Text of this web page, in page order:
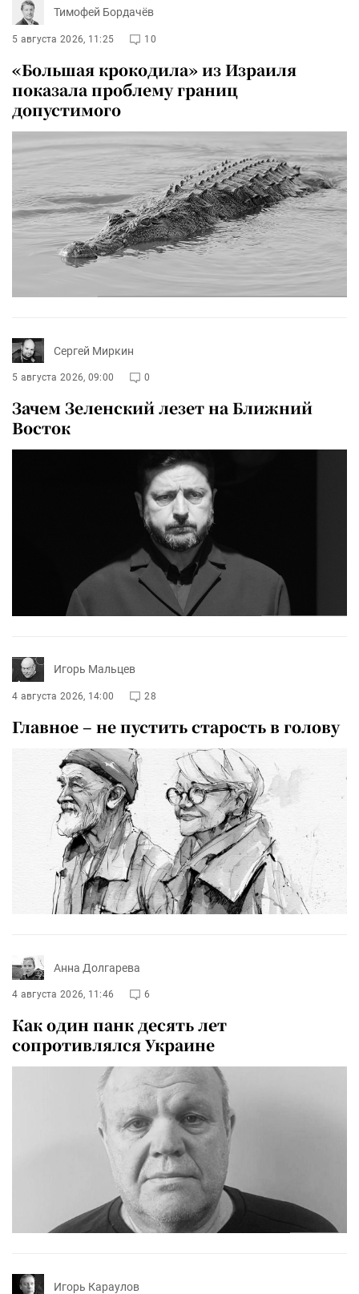
Тимофей Бордачёв
5 августа 2026, 11:25 10
«Большая крокодила» из Израиля
показала проблему границ
допустимого
Сергей Миркин
5 августа 2026, 09:00 0
Зачем Зеленский лезет на Ближний
Восток
Игорь Мальцев
4 августа 2026, 14:00 28
Главное – не пустить старость в голову
Анна Долгарева
4 августа 2026, 11:46 6
Как один панк десять лет
сопротивлялся Украине
Игорь Караулов